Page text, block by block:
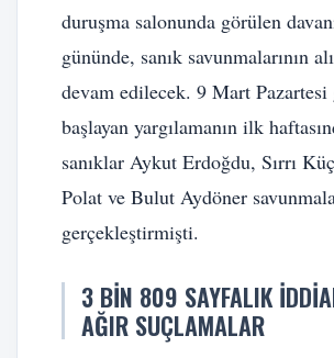
duruşma salonunda görülen
gününde, sanık savunmalarının
devam edilecek. 9 Mart Pazartesi
başlayan yargılamanın ilk
sanıklar Aykut Erdoğdu, Sırrı
Polat ve Bulut Aydöner
gerçekleştirmişti.
3 BIN 809 SAYFALIK
AĞIR SUÇLAMALAR